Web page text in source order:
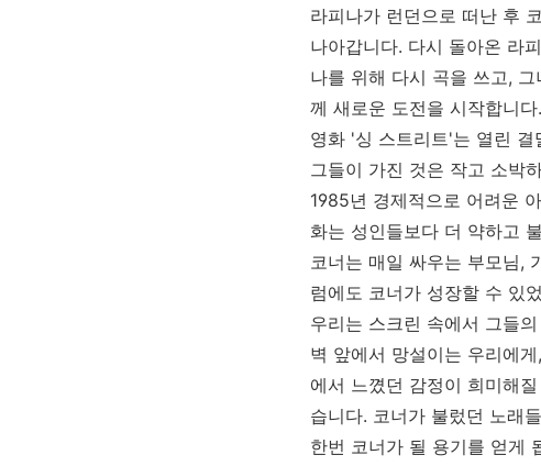
라피나가 런던으로 떠난 후
나아갑니다. 다시 돌아온 라
나를 위해 다시 곡을 쓰고,
께 새로운 도전을 시작합니다.
영화 '싱 스트리트'는 열린
그들이 가진 것은 작고 소박
1985년 경제적으로 어려운
화는 성인들보다 더 약하고
코너는 매일 싸우는 부모님,
럼에도 코너가 성장할 수 있
우리는 스크린 속에서 그들
벽 앞에서 망설이는 우리에
에서 느꼈던 감정이 희미해
습니다. 코너가 불렀던 노래
한번 코너가 될 용기를 얻게